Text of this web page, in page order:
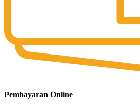
Pembayaran Online